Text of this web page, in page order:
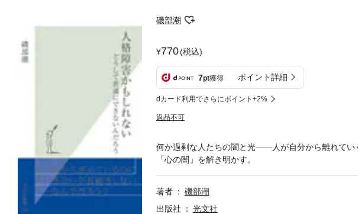
磯部潮
770(税込)
7pt獲得 ポイント詳細
dカード利用でさらにポイント+2%
返品不可
何か過剰な人たちの闇と光――人が自分から離れて
「心の闇」を解き明かす。
著者
磯部潮
出版社
光文社